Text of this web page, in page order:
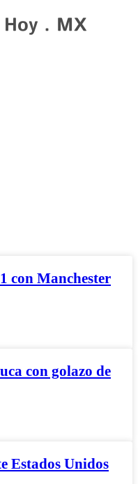
con Manchester
con golazo de
Estados Unidos